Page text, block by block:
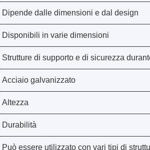
Dipende dalle dimensioni e dal design
Disponibili in varie dimensioni
Strutture di supporto e di sicurezza
Acciaio galvanizzato
Altezza
Durabilità
Può essere utilizzato con vari tipi di